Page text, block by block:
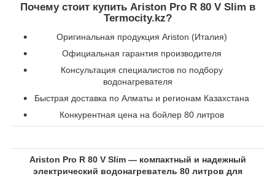
Почему стоит купить Ariston Pro R 80 V Slim в
Termocity.kz?
Оригинальная продукция Ariston (Италия)
Официальная гарантия производителя
Консультация специалистов по подбору
водонагревателя
Быстрая доставка по Алматы и регионам Казахстана
Конкурентная цена на бойлер 80 литров
Ariston Pro R 80 V Slim — компактный и надежный
электрический водонагреватель 80 литров для